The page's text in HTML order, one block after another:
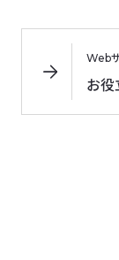
Web
お役